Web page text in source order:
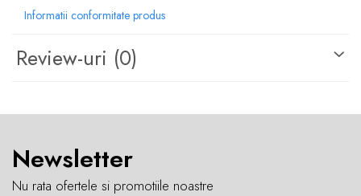
Informatii conformitate produs
Review-uri (0)
Newsletter
Nu rata ofertele si promotiile noastre